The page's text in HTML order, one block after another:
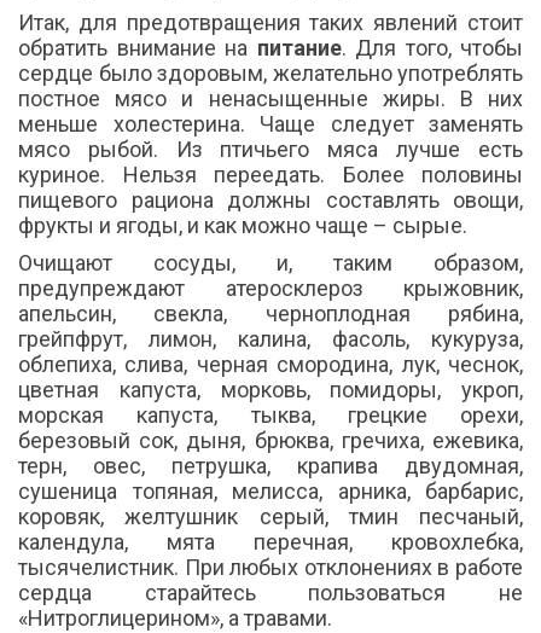
Итак, для предотвращения таких явлений стоит
обратить внимание на питание. Для того, чтобы
сердце было здоровым, желательно употреблять
постное мясо и ненасыщенные жиры. В них
меньше холестерина. Чаще следует заменять
мясо рыбой. Из птичьего мяса лучше есть
куриное. Нельзя переедать. Более половины
пищевого рациона должны составлять овощи,
фрукты и ягоды, и как можно чаще – сырые.
Очищают сосуды, и, таким образом,
предупреждают атеросклероз крыжовник,
апельсин, свекла, черноплодная рябина,
грейпфрут, лимон, калина, фасоль, кукуруза,
облепиха, слива, черная смородина, лук, чеснок,
цветная капуста, морковь, помидоры, укроп,
морская капуста, тыква, грецкие орехи,
березовый сок, дыня, брюква, гречиха, ежевика,
терн, овес, петрушка, крапива двудомная,
сушеница топяная, мелисса, арника, барбарис,
коровяк, желтушник серый, тмин песчаный,
календула, мята перечная, кровохлебка,
тысячелистник. При любых отклонениях в работе
сердца старайтесь пользоваться не
«Нитроглицерином», а травами.